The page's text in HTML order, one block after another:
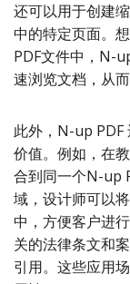
还可以用于创建
中的特定页面。
PDF文件中，N-
速浏览文档，从
此外，N-up PDF
价值。例如，在
合到同一个N-up
域，设计师可以
中，方便客户进
关的法律条文和
引用。这些应用